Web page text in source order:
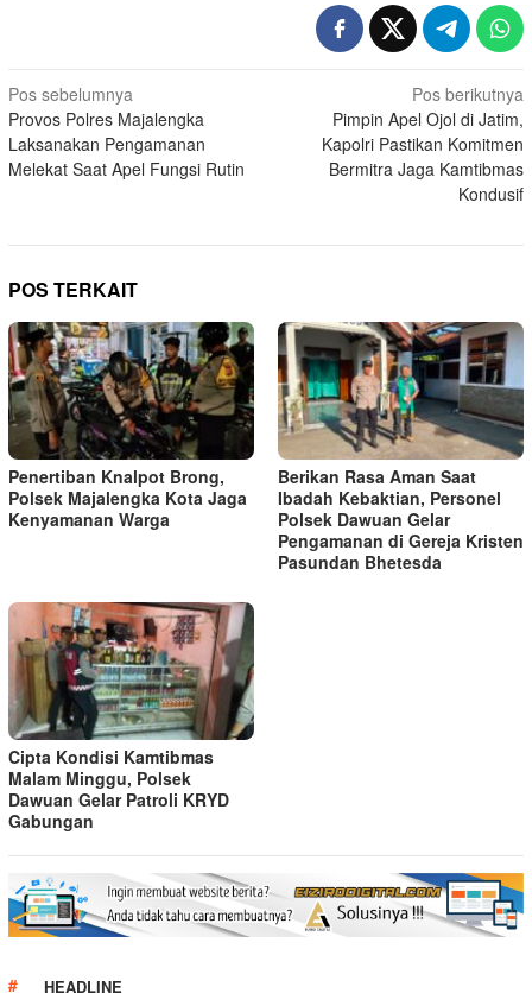
Navigasi
pos
Pos sebelumnya
Provos Polres Majalengka
Laksanakan Pengamanan
Melekat Saat Apel Fungsi Rutin
Pos berikutnya
Pimpin Apel Ojol di Jatim,
Kapolri Pastikan Komitmen
Bermitra Jaga Kamtibmas
Kondusif
POS TERKAIT
Penertiban Knalpot Brong,
Polsek Majalengka Kota Jaga
Kenyamanan Warga
Berikan Rasa Aman Saat
Ibadah Kebaktian, Personel
Polsek Dawuan Gelar
Pengamanan di Gereja Kristen
Pasundan Bhetesda
Cipta Kondisi Kamtibmas
Malam Minggu, Polsek
Dawuan Gelar Patroli KRYD
Gabungan
HEADLINE